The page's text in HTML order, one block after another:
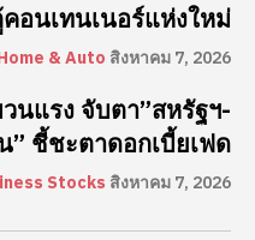
อนเทนเนอร์แห่งใหม่
& Auto สิงหาคม 7, 2026
นแรง จับตา”สหรัฐฯ-
” ชี้ชะตาดอกเบี้ยเฟด
Stocks สิงหาคม 7, 2026